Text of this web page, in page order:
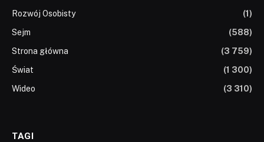
Rozwój Osobisty
(1)
Sejm
(588)
Strona główna
(3 759)
Świat
(1 300)
Wideo
(3 310)
TAGI